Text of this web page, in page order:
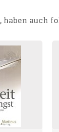
auch